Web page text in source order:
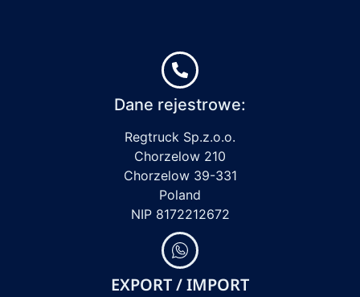
Dane rejestrowe:
Regtruck Sp.z.o.o.
Chorzelow 210
Chorzelow 39-331
Poland
NIP 8172212672
EXPORT / IMPORT